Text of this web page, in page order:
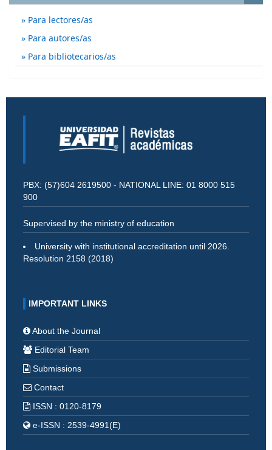
Para lectores/as
Para autores/as
Para bibliotecarios/as
PBX: (57)604 2619500 - NATIONAL LINE: 01 8000 515
900
Supervised by the ministry of education
University with institutional accreditation until 2026.
Resolution 2158 (2018)
IMPORTANT LINKS
About the Journal
Editorial Team
Submissions
Contact
ISSN : 0120-8179
e-ISSN : 2539-4991(E)